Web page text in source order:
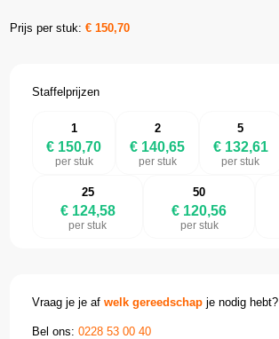
Prijs per stuk:€150,70
Staffelprijzen
1
€ 150,70
per stuk
2
€ 140,65
per stuk
5
€ 132,61
per stuk
25
€ 124,58
per stuk
50
€ 120,56
per stuk
Vraag je je afwelk gereedschap je nodig hebt?
Bel ons:0228 53 00 40